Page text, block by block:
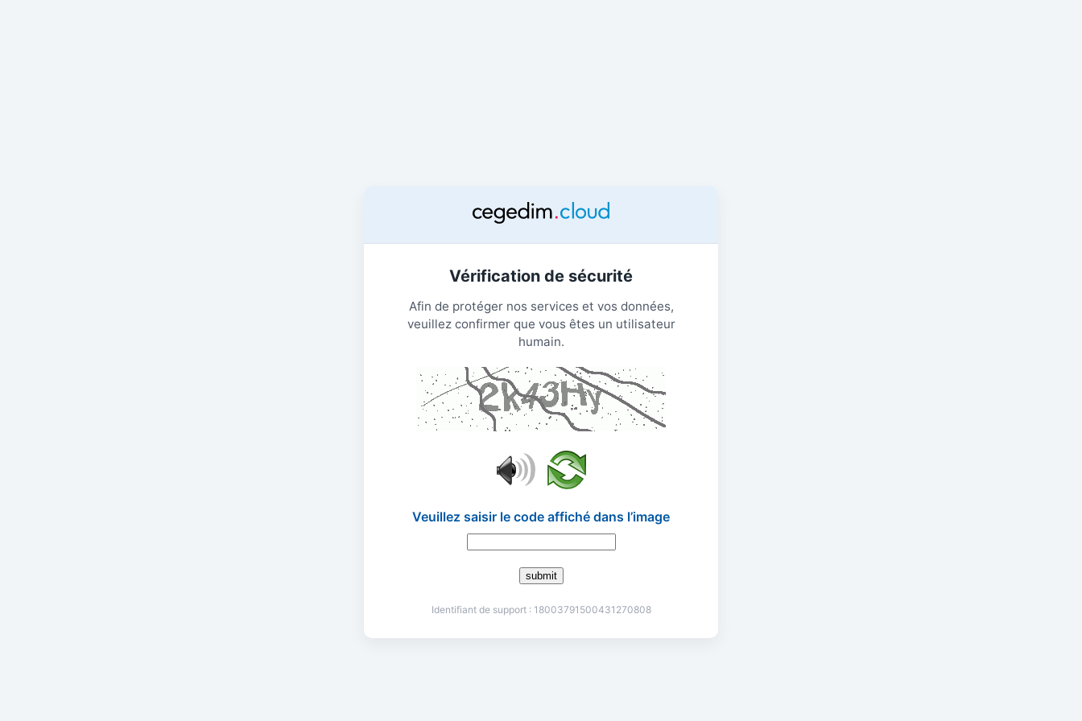
Vérification de sécurité
Afin de protéger nos services et vos données,
veuillez confirmer que vous êtes un utilisateur
humain.
Veuillez saisir le code affiché dans l’image
submit
Identifiant de support : 18003791500431270808